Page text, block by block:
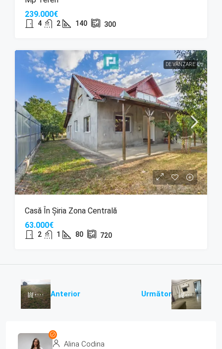
239.000€
4 2 140 300
DE VÂNZARE
Casă În Șiria Zona Centrală
63.000€
2 1 80 720
Anterior Următor
Alina Codina